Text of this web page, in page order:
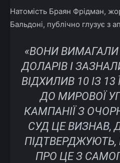
Натомість Браян Фрідман,
Бальдоні, публічно глузує з
«ВОНИ ВИМАГАЛИ
ДОЛАРІВ І
ВІДХИЛИВ 10 ІЗ 13
ДО МИРОВОЇ
КАМПАНІЇ З
СУД ЦЕ ВИЗНАВ,
ПІДТВЕРДЖУЮТЬ,
ПРО ЦЕ З